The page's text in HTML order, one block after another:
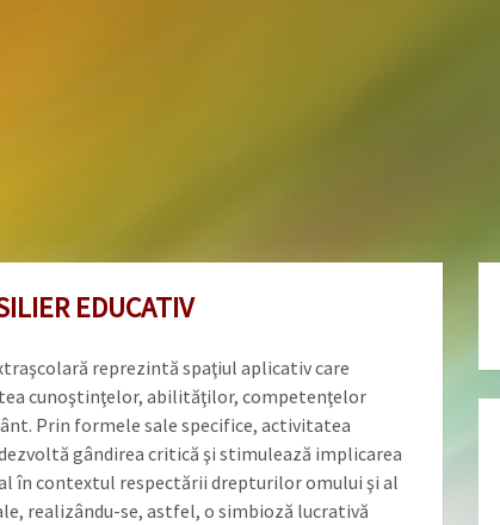
EDUCATIV
reprezintă spaţiul aplicativ care
cunoştinţelor, abilităţilor, competenţelor
Prin formele sale specifice, activitatea
gândirea critică şi stimulează implicarea
în contextul respectării drepturilor omului şi al
realizându-se, astfel, o simbioză lucrativă